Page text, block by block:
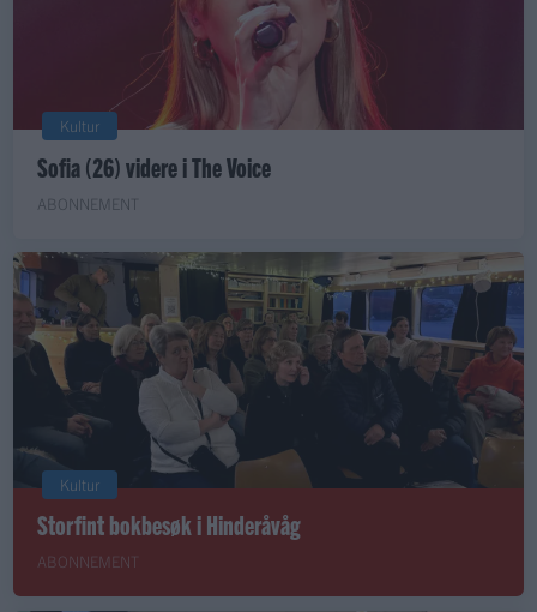
Kultur
Sofia (26) videre i The Voice
ABONNEMENT
Kultur
Storfint bokbesøk i Hinderåvåg
ABONNEMENT